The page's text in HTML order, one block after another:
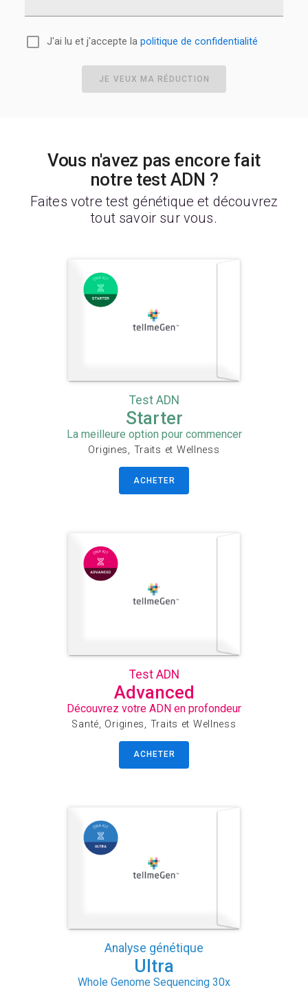
J'ai lu et j'accepte la politique de confidentialité
JE VEUX MA RÉDUCTION
Vous n'avez pas encore fait
notre test ADN ?
Faites votre test génétique et découvrez
tout savoir sur vous.
Test ADN
Starter
La meilleure option pour commencer
Origines, Traits et Wellness
ACHETER
Test ADN
Advanced
Découvrez votre ADN en profondeur
Santé, Origines, Traits et Wellness
ACHETER
Analyse génétique
Ultra
Whole Genome Sequencing 30x